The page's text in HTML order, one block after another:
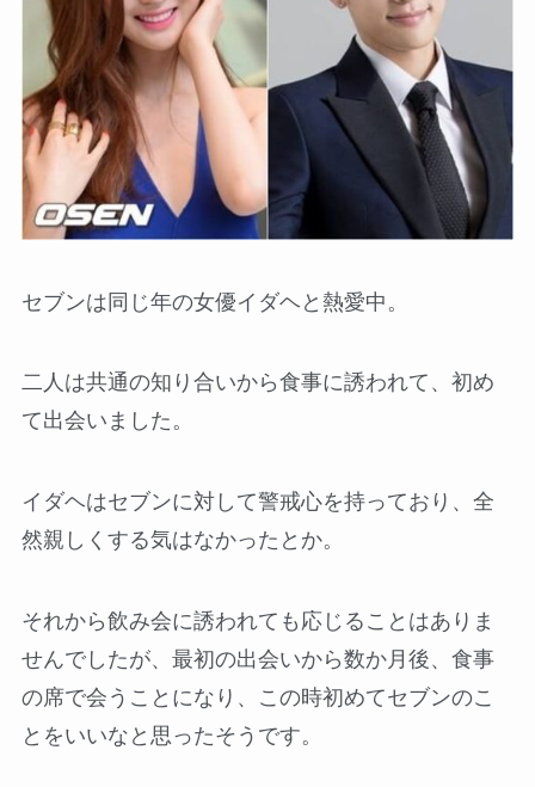
セブンは同じ年の女優イダヘと熱愛中。
二人は共通の知り合いから食事に誘われて、初め
て出会いました。
イダヘはセブンに対して警戒心を持っており、全
然親しくする気はなかったとか。
それから飲み会に誘われても応じることはありま
せんでしたが、最初の出会いから数か月後、食事
の席で会うことになり、この時初めてセブンのこ
とをいいなと思ったそうです。